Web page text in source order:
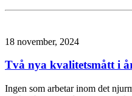
18 november, 2024
Två nya kvalitetsmått i
Ingen som arbetar inom det